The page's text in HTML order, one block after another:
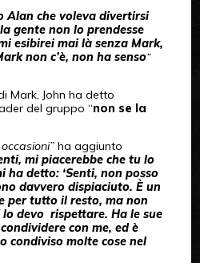
Alan che voleva divertirsi
gente non lo prendesse
esibirei mai là senza Mark,
non c’è, non ha senso“
Mark, John ha detto
del gruppo “non se la
ha aggiunto
mi piacerebbe che tu lo
ha detto: ‘Senti, non posso
davvero dispiaciuto. È un
per tutto il resto, ma non
lo devo rispettare. Ha le sue
con me, ed è
condiviso molte cose nel